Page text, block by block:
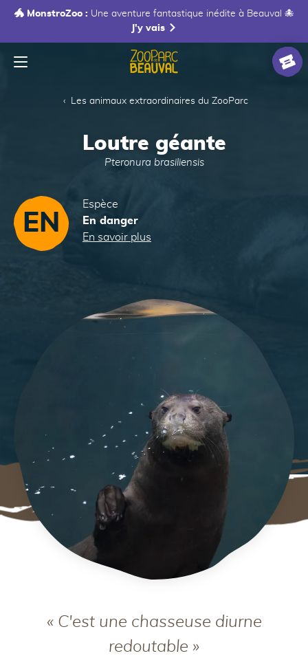
🐲 MonstroZoo : Une aventure fantastique inédite à Beauval 🐙
J'y vais
Menu
Les animaux extraordinaires du ZooParc
Loutre géante
Pteronura brasiliensis
EN
Espèce
En danger
En savoir plus
« C'est une chasseuse diurne
redoutable »